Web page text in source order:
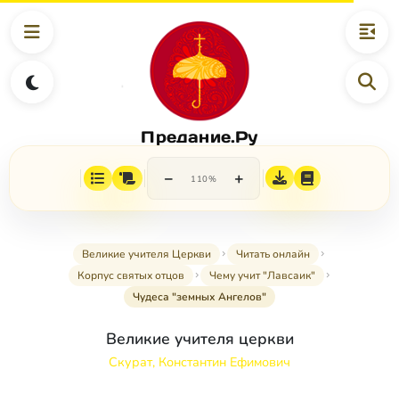
Предание.Ру
− 110% +
Великие учителя Церкви
Читать онлайн
Корпус святых отцов
Чему учит "Лавсаик"
Чудеса "земных Ангелов"
Великие учителя церкви
Скурат, Константин Ефимович